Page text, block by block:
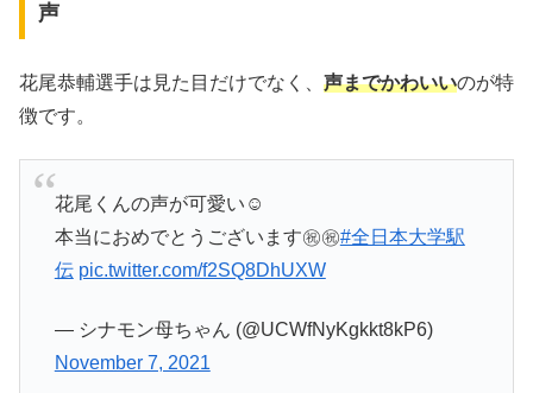
声
花尾恭輔選手は見た目だけでなく、 声までかわいいのが特
徴です。
花尾くんの声が可愛い☺️
本当におめでとうございます㊗️㊗️#全日本大学駅
伝 pic.twitter.com/f2SQ8DhUXW
— シナモン母ちゃん (@UCWfNyKgkkt8kP6)
November 7, 2021